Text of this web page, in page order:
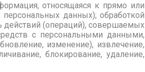
относящаяся к прямо или
данных); обработкой
действий (операций), совершаемых
с персональными данными,
изменение), извлечение,
блокирование, удаление,